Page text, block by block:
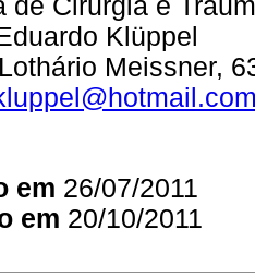
de Cirurgia e
Klüppel
Meissner,
em 26/07/2011
em 20/10/2011